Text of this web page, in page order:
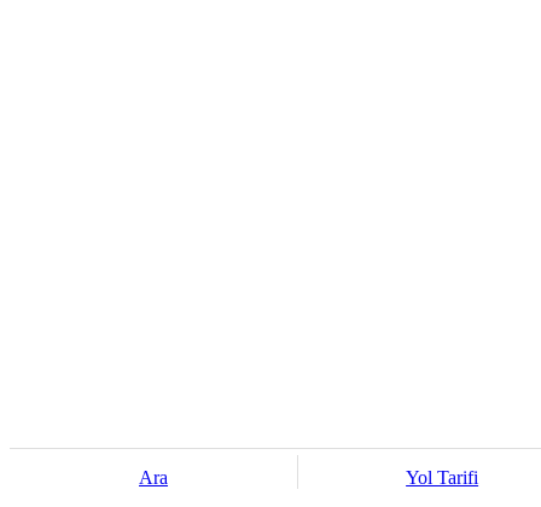
Ara Yol Tarifi